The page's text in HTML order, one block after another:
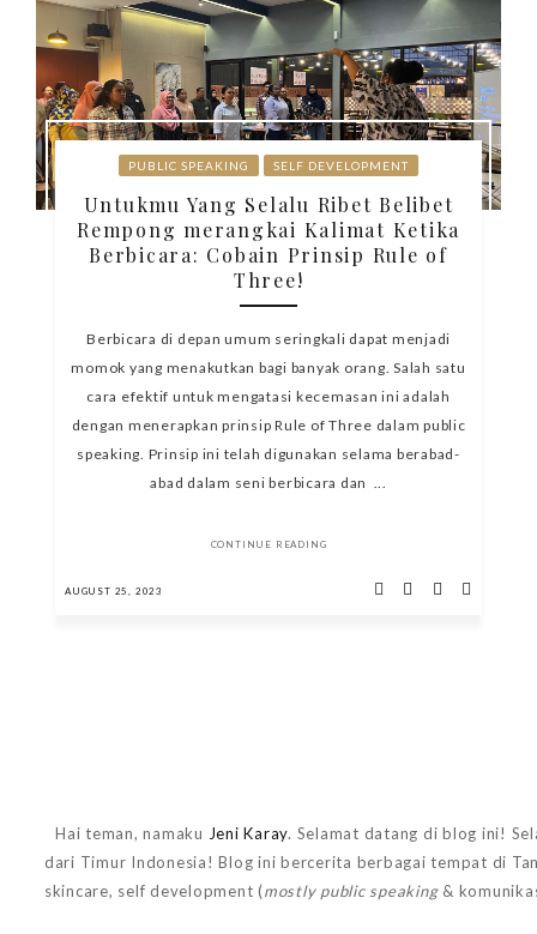
PUBLIC SPEAKING SELF DEVELOPMENT
Untukmu Yang Selalu Ribet Belibet
Rempong merangkai Kalimat Ketika
Berbicara: Cobain Prinsip Rule of
Three!
Berbicara di depan umum seringkali dapat menjadi
momok yang menakutkan bagi banyak orang. Salah satu
cara efektif untuk mengatasi kecemasan ini adalah
dengan menerapkan prinsip Rule of Three dalam public
speaking. Prinsip ini telah digunakan selama berabad-
abad dalam seni berbicara dan ...
CONTINUE READING
AUGUST 25, 2023
Hai teman, namaku Jeni Karay. Selamat datang di blog ini!
dari Timur Indonesia! Blog ini bercerita berbagai tempat di
skincare, self development (mostly public speaking&